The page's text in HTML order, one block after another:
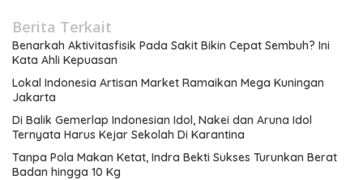
Berita Terkait
Benarkah Aktivitasfisik Pada Sakit Bikin Cepat Sembuh? Ini
Kata Ahli Kepuasan
Lokal Indonesia Artisan Market Ramaikan Mega Kuningan
Jakarta
Di Balik Gemerlap Indonesian Idol, Nakei dan Aruna Idol
Ternyata Harus Kejar Sekolah Di Karantina
Tanpa Pola Makan Ketat, Indra Bekti Sukses Turunkan Berat
Badan hingga 10 Kg